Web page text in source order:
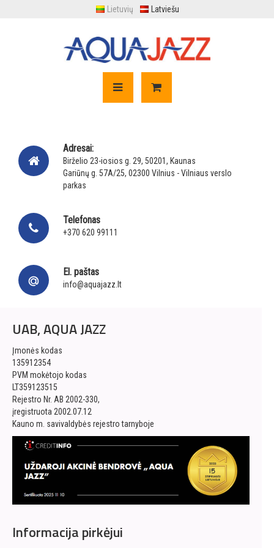
Lietuvių Latviešu
Adresai:
Birželio 23-iosios g. 29, 50201, Kaunas
Gariūnų g. 57A/25, 02300 Vilnius - Vilniaus verslo
parkas
Telefonas
+370 620 99111
El. paštas
info@aquajazz.lt
UAB, AQUA JAZZ
Įmonės kodas
135912354
PVM mokėtojo kodas
LT359123515
Rejestro Nr. AB 2002-330,
įregistruota 2002.07.12
Kauno m. savivaldybės rejestro tarnyboje
Informacija pirkėjui